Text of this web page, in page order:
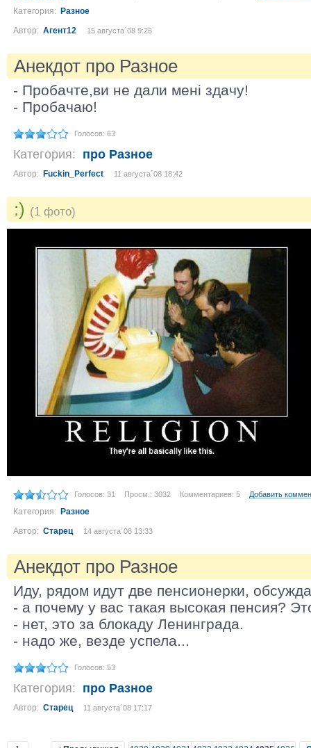
Категория: Разное
Автор: Агент12 15 августа´08 9:26
Анекдот про Разное
- Пробачте,ви не дали мені здачу!
- Пробачаю!
Голосов: 63
Категория: про Разное
Автор: Fuckin_Perfect 11 августа´08 18:42
:) (1 фото)
Голосов: 31 Просм.: 3032 Комментариев: 5 Добавить
Категория: Разное
Автор: Старец 14 августа´08 13:33
Анекдот про Разное
Иду, рядом идут две пенсионерки,
- а почему у вас такая высокая пенсия?
- нет, это за блокаду Ленинграда.
- надо же, везде успела...
Голосов: 53
Категория: про Разное
Автор: Старец 11 августа´08 17:17